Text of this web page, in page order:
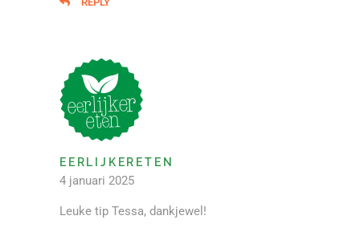
EERLIJKERETEN
4 januari 2025
Leuke tip Tessa, dankjewel!